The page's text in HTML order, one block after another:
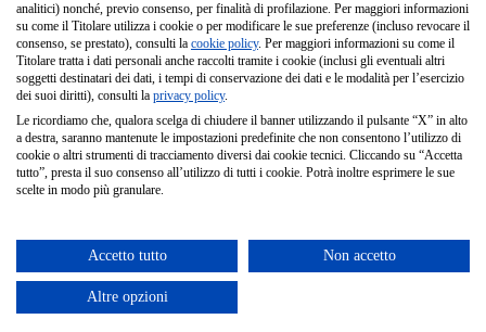
analitici) nonché, previo consenso, per finalità di profilazione. Per maggiori informazioni
su come il Titolare utilizza i cookie o per modificare le sue preferenze (incluso revocare il
consenso, se prestato), consulti la cookie policy. Per maggiori informazioni su come il
Titolare tratta i dati personali anche raccolti tramite i cookie (inclusi gli eventuali altri
soggetti destinatari dei dati, i tempi di conservazione dei dati e le modalità per l’esercizio
dei suoi diritti), consulti la privacy policy.
Le ricordiamo che, qualora scelga di chiudere il banner utilizzando il pulsante “X” in alto
a destra, saranno mantenute le impostazioni predefinite che non consentono l’utilizzo di
cookie o altri strumenti di tracciamento diversi dai cookie tecnici. Cliccando su “Accetta
tutto”, presta il suo consenso all’utilizzo di tutti i cookie. Potrà inoltre esprimere le sue
scelte in modo più granulare.
Accetto tutto Non accetto
Altre opzioni